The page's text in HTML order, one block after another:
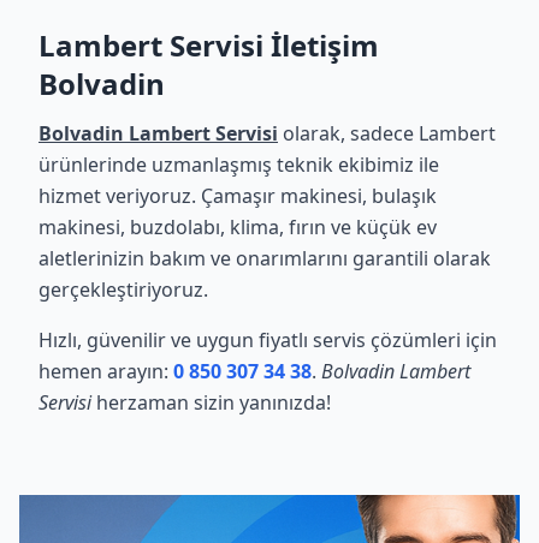
Lambert Servisi İletişim
Bolvadin
Bolvadin Lambert Servisi olarak, sadece Lambert
ürünlerinde uzmanlaşmış teknik ekibimiz ile
hizmet veriyoruz. Çamaşır makinesi, bulaşık
makinesi, buzdolabı, klima, fırın ve küçük ev
aletlerinizin bakım ve onarımlarını garantili olarak
gerçekleştiriyoruz.
Hızlı, güvenilir ve uygun fiyatlı servis çözümleri için
hemen arayın: 0 850 307 34 38. Bolvadin Lambert
Servisiherzaman sizin yanınızda!